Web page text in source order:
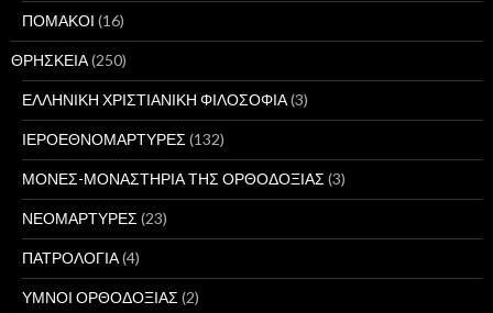
ΠΟΜΑΚΟΙ (16)
ΘΡΗΣΚΕΙΑ(250)
ΕΛΛΗΝΙΚΗ ΧΡΙΣΤΙΑΝΙΚΗ ΦΙΛΟΣΟΦΙΑ(3)
ΙΕΡΟΕΘΝΟΜΑΡΤΥΡΕΣ (132)
ΜΟΝΕΣ-ΜΟΝΑΣΤΗΡΙΑ ΤΗΣ ΟΡΘΟΔΟΞΙΑΣ (3)
ΝΕΟΜΑΡΤΥΡΕΣ (23)
ΠΑΤΡΟΛΟΓΙΑ(4)
ΥΜΝΟΙ ΟΡΘΟΔΟΞΙΑΣ (2)